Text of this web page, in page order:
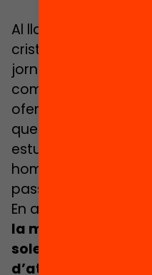
Al llarg d’aquestes
cristal·litzar
jornada escolar a
com demanen
oferta de beques i
que els professors
estudiant és
homogènia que
passiva.
En aquest sentit,
la manca de
soledat i la manca
d’atenció a la salut